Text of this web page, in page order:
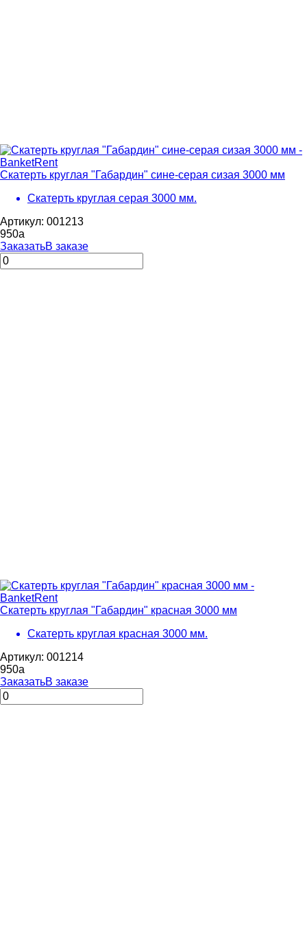
Скатерть круглая "Габардин" сине-серая сизая 3000 мм
Скатерть круглая серая 3000 мм.
Артикул: 001213
950a
ЗаказатьВ заказе
Скатерть круглая "Габардин" красная 3000 мм
Скатерть круглая красная 3000 мм.
Артикул: 001214
950a
ЗаказатьВ заказе